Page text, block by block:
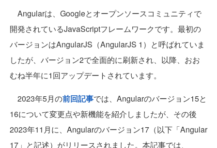
Angularは、Googleとオープンソースコミュニティで
開発されているJavaScriptフレームワークです。最初の
バージョンはAngularJS（AngularJS 1）と呼ばれていま
したが、バージョン2で全面的に刷新され、以降、おお
むね半年に1回アップデートされています。
2023年5月の前回記事では、Angularのバージョン15と
16について変更点や新機能を紹介しましたが、その後
2023年11月に、Angularのバージョン17（以下「Angular
17」と記述）がリリースされました。本記事では、